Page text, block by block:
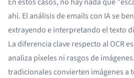
ahí. El análisis de emails con IA se
extrayendo e interpretando el texto
La diferencia clave respecto al OCR
analiza píxeles ni rasgos de
tradicionales convierten imágenes a